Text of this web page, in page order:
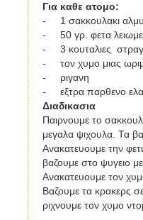
Για καθε ατομο:
-
1 σακκουλακι
-
50 γρ. φετα
-
3 κουταλιες
-
τον χυμο μιας
-
ριγανη
-
εξτρα παρθενο
Διαδικασια
Παιρνουμε το
μεγαλα ψιχουλα. Τα
Ανακατευουμε την
βαζουμε στο ψυγειο
Ανακατευουμε τον
Βαζουμε τα κρακερς
ριχνουμε τον χυμο